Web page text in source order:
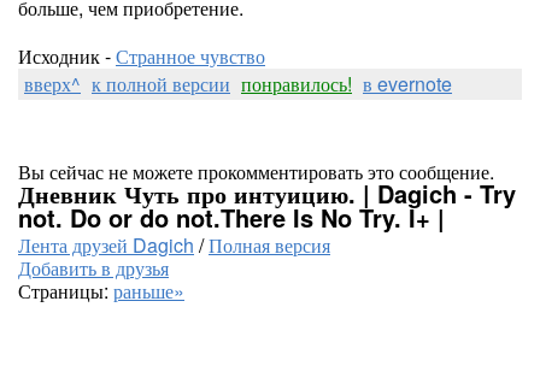
больше, чем приобретение.
Исходник -Странное чувство
вверх^ к полной версии понравилось! в evernote
Вы сейчас не можете прокомментировать это сообщение.
Дневник Чуть про интуицию. | Dagich - Try
not. Do or do not.There Is No Try. I+ |
Лента друзей Dagich /Полная версия
Добавить в друзья
Страницы: раньше»